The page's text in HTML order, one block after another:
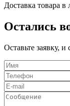
Доставка товара
Остались
Оставьте заявку,